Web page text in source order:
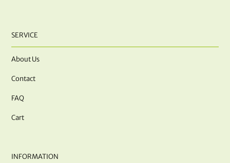
SERVICE
About Us
Contact
FAQ
Cart
INFORMATION